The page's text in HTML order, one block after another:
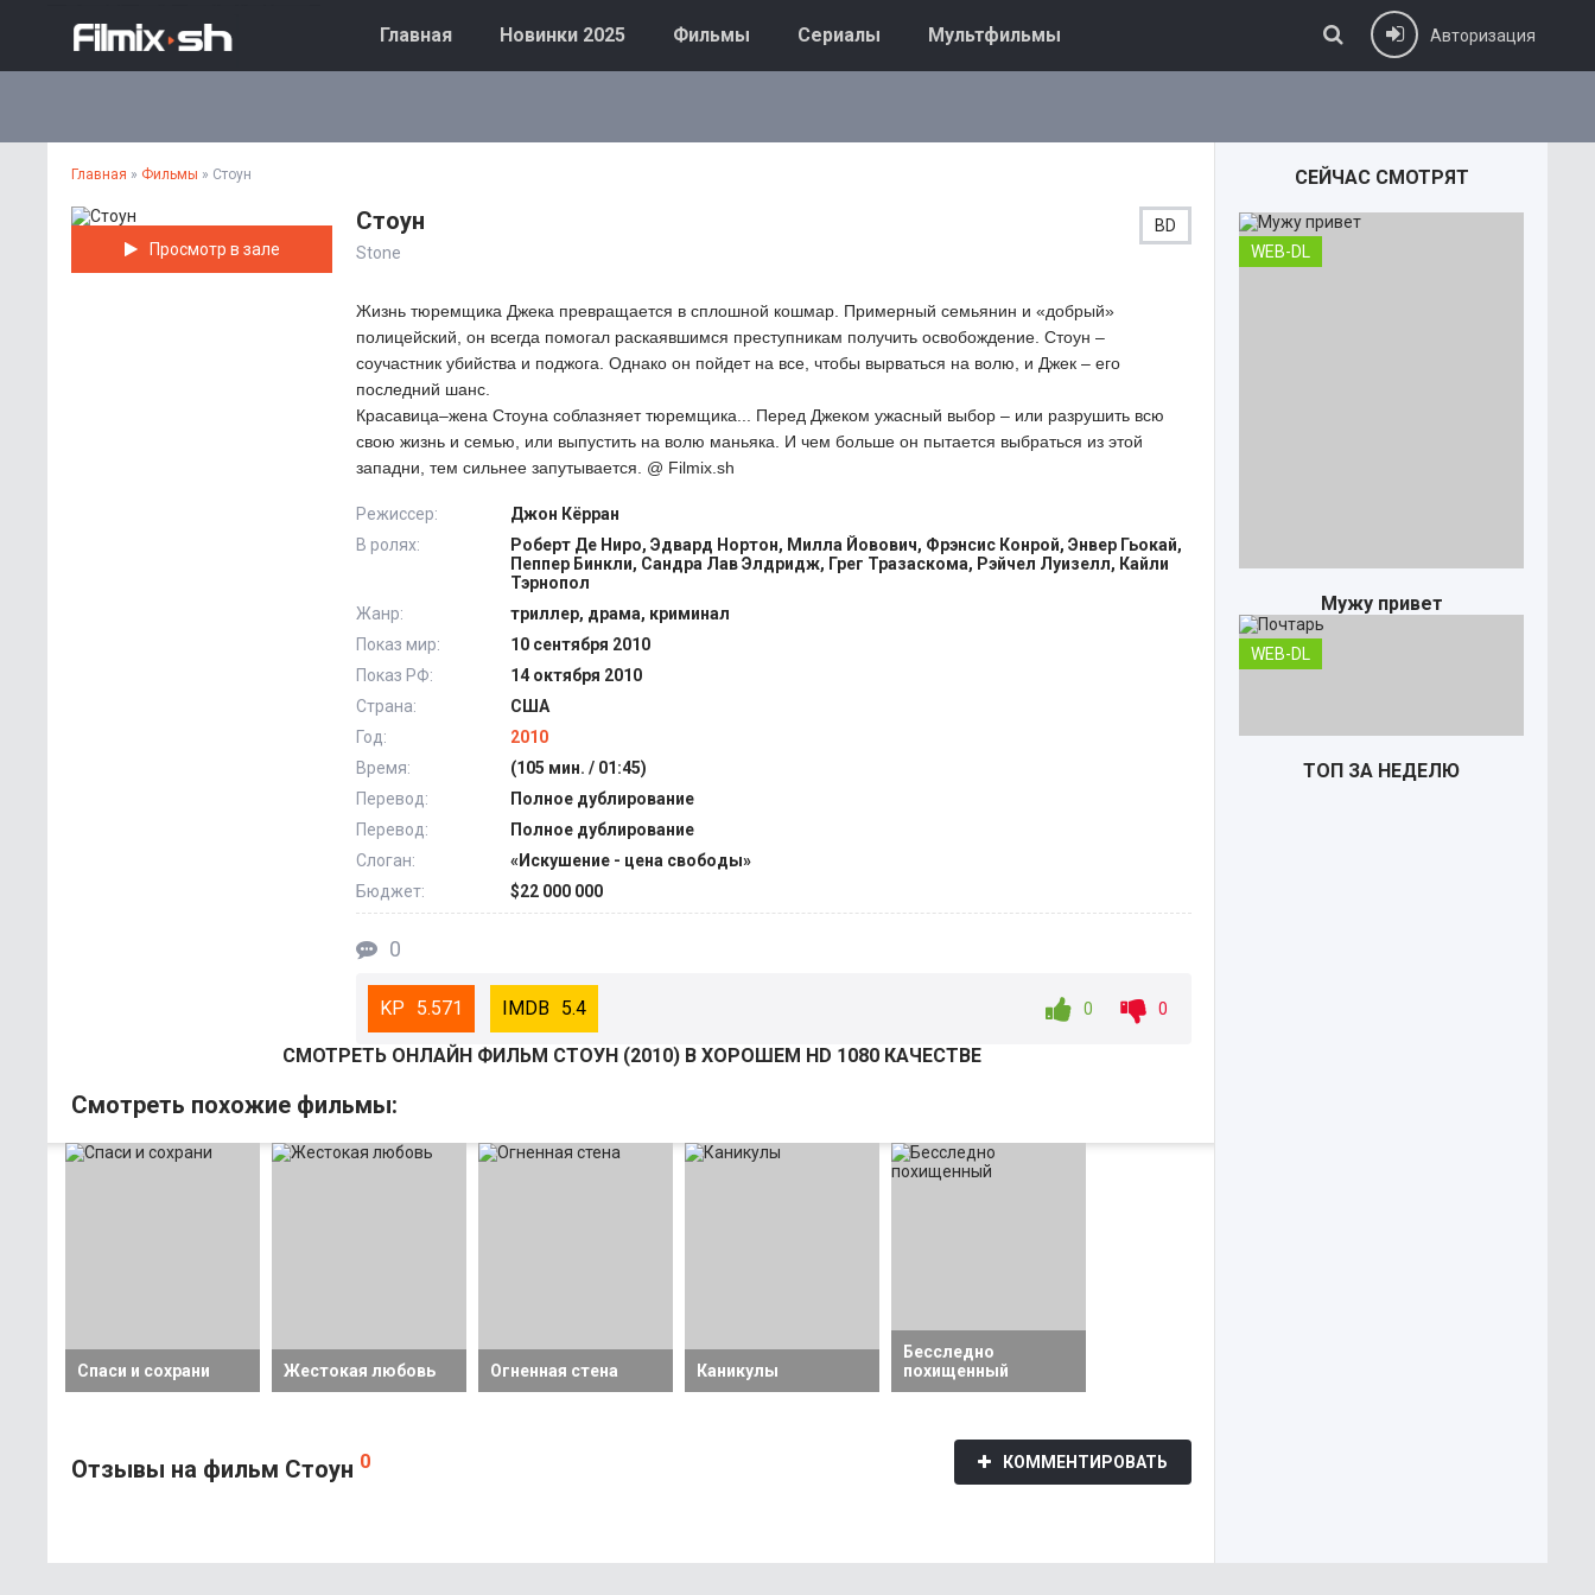
Главная Новинки 2025 Фильмы Сериалы Мультфильмы Авторизация
Главная » Фильмы » Стоун
Просмотр в зале
Стоун
Stone
BD
Жизнь тюремщика Джека превращается в сплошной кошмар. Примерный семьянин и «добрый»
полицейский, он всегда помогал раскаявшимся преступникам получить освобождение. Стоун –
соучастник убийства и поджога. Однако он пойдет на все, чтобы вырваться на волю, и Джек – его
последний шанс.
Красавица–жена Стоуна соблазняет тюремщика... Перед Джеком ужасный выбор – или разрушить всю
свою жизнь и семью, или выпустить на волю маньяка. И чем больше он пытается выбраться из этой
западни, тем сильнее запутывается. @ Filmix.sh
Режиссер:
Джон Кёрран
В ролях:
Роберт Де Ниро, Эдвард Нортон, Милла Йовович, Фрэнсис Конрой, Энвер Гьокай,
Пеппер Бинкли, Сандра Лав Элдридж, Грег Тразаскома, Рэйчел Луизелл, Кайли
Тэрнопол
Жанр:
триллер, драма, криминал
Показ мир:
10 сентября 2010
Показ РФ:
14 октября 2010
Страна:
США
Год:
2010
Время:
(105 мин. / 01:45)
Перевод:
Полное дублирование
Перевод:
Полное дублирование
Слоган:
«Искушение - цена свободы»
Бюджет:
$22 000 000
0
5.571 5.4 0 0
СМОТРEТЬ ОНЛАЙН ФИЛЬМ СТОУН (2010) В ХОРОШЕМ HD 1080 КАЧЕСТВЕ
Смотрeть похожие фильмы:
Спаси и сохрани Жестокая любовь Огненная стена Каникулы
Бесследно
похищенный
Отзывы на фильм Стоун 0 КОММЕНТИРОВАТЬ
СЕЙЧАС СМОТРЯТ
WEB-DL
Мужу привет
WEB-DL
ТОП ЗА НЕДЕЛЮ